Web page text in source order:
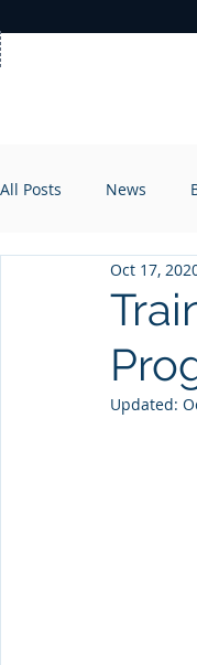
All Posts News
Oct 17,
Updated: